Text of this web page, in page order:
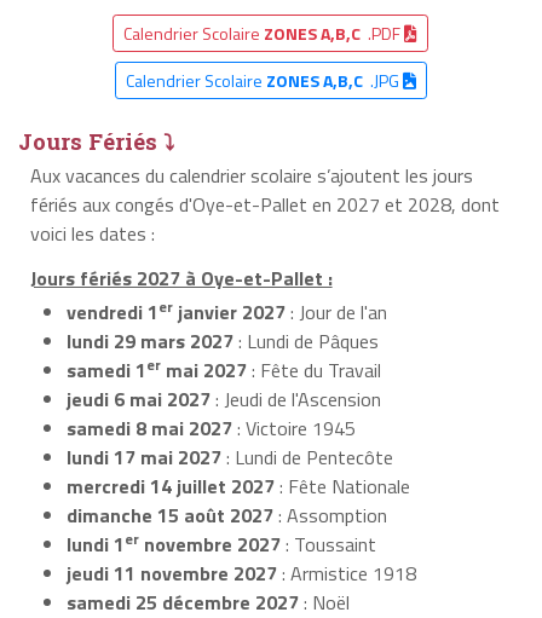
Calendrier Scolaire ZONES A,B,C .PDF
Calendrier Scolaire ZONES A,B,C.JPG
Jours Fériés ⤵
Aux vacances du calendrier scolaire s’ajoutent les jours
fériés aux congés d'Oye-et-Pallet en 2027 et 2028, dont
voici les dates :
Jours fériés 2027 à Oye-et-Pallet :
vendredi 1er janvier 2027: Jour de l'an
lundi 29 mars 2027: Lundi de Pâques
samedi 1er mai 2027: Fête du Travail
jeudi 6 mai 2027: Jeudi de l'Ascension
samedi 8 mai 2027: Victoire 1945
lundi 17 mai 2027: Lundi de Pentecôte
mercredi 14 juillet 2027: Fête Nationale
dimanche 15 août 2027: Assomption
lundi 1er novembre 2027: Toussaint
jeudi 11 novembre 2027: Armistice 1918
samedi 25 décembre 2027: Noël